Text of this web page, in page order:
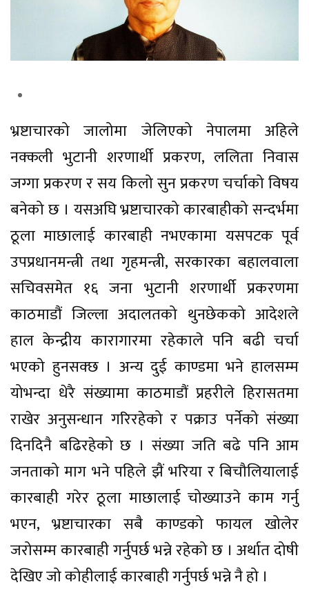
भ्रष्टाचारको जालोमा जेलिएको नेपालमा अहिले
नक्कली भुटानी शरणार्थी प्रकरण, ललिता निवास
जग्गा प्रकरण र सय किलो सुन प्रकरण चर्चाको विषय
बनेको छ । यसअघि भ्रष्टाचारको कारबाहीको सन्दर्भमा
ठूला माछालाई कारबाही नभएकामा यसपटक पूर्व
उपप्रधानमन्त्री तथा गृहमन्त्री, सरकारका बहालवाला
सचिवसमेत १६ जना भुटानी शरणार्थी प्रकरणमा
काठमाडौं जिल्ला अदालतको थुनछेकको आदेशले
हाल केन्द्रीय कारागारमा रहेकाले पनि बढी चर्चा
भएको हुनसक्छ । अन्य दुई काण्डमा भने हालसम्म
योभन्दा धेरै संख्यामा काठमाडौं प्रहरीले हिरासतमा
राखेर अनुसन्धान गरिरहेको र पक्राउ पर्नेको संख्या
दिनदिनै बढिरहेको छ । संख्या जति बढे पनि आम
जनताको माग भने पहिले झैं भरिया र बिचौलियालाई
कारबाही गरेर ठूला माछालाई चोख्याउने काम गर्नु
भएन, भ्रष्टाचारका सबै काण्डको फायल खोलेर
जरोसम्म कारबाही गर्नुपर्छ भन्ने रहेको छ । अर्थात दोषी
देखिए जो कोहीलाई कारबाही गर्नुपर्छ भन्ने नै हो ।